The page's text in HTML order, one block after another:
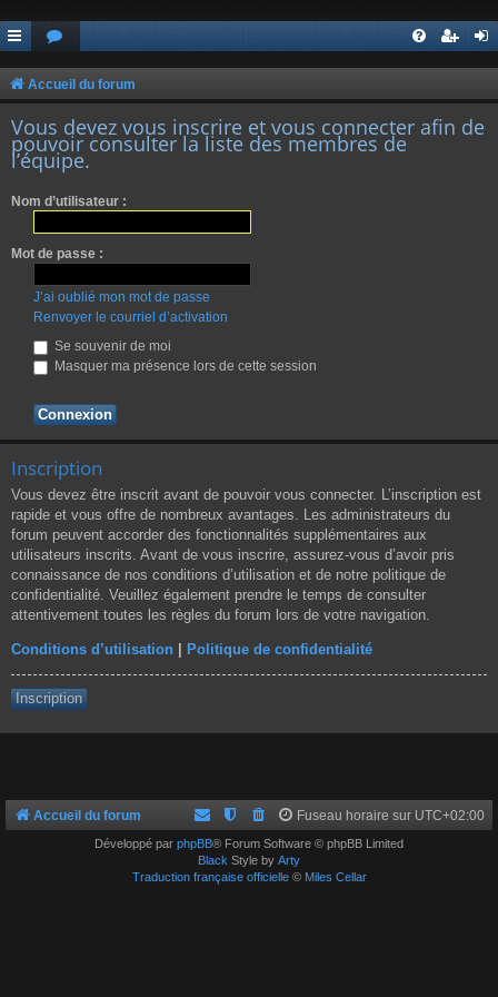
Accueil du forum
Vous devez vous inscrire et vous connecter afin de
pouvoir consulter la liste des membres de
l’équipe.
Nom d’utilisateur :
Mot de passe :
J’ai oublié mon mot de passe
Renvoyer le courriel d’activation
Se souvenir de moi
Masquer ma présence lors de cette session
Inscription
Vous devez être inscrit avant de pouvoir vous connecter. L’inscription est
rapide et vous offre de nombreux avantages. Les administrateurs du
forum peuvent accorder des fonctionnalités supplémentaires aux
utilisateurs inscrits. Avant de vous inscrire, assurez-vous d’avoir pris
connaissance de nos conditions d’utilisation et de notre politique de
confidentialité. Veuillez également prendre le temps de consulter
attentivement toutes les règles du forum lors de votre navigation.
Conditions d’utilisation Politique de confidentialité
Inscription
Accueil du forum Fuseau horaire sur UTC+02:00
Développé par phpBB® Forum Software © phpBB Limited
Black Style by Arty
Traduction française officielle© Miles Cellar